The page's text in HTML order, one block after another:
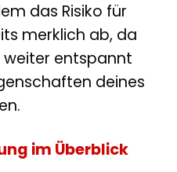
das Risiko für
merklich ab, da
entspannt
deines
im Überblick